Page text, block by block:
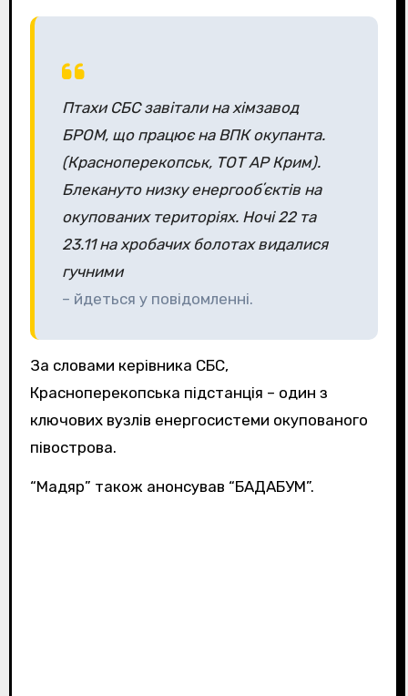
Птахи СБС завітали на хімзавод
БРОМ, що працює на ВПК окупанта.
(Красноперекопськ, ТОТ АР Крим).
Блекануто низку енергообʼєктів на
окупованих територіях. Ночі 22 та
23.11 на хробачих болотах видалися
гучними
– йдеться у повідомленні.
За словами керівника СБС,
Красноперекопська підстанція – один з
ключових вузлів енергосистеми окупованого
півострова.
“Мадяр” також анонсував “БАДАБУМ”.